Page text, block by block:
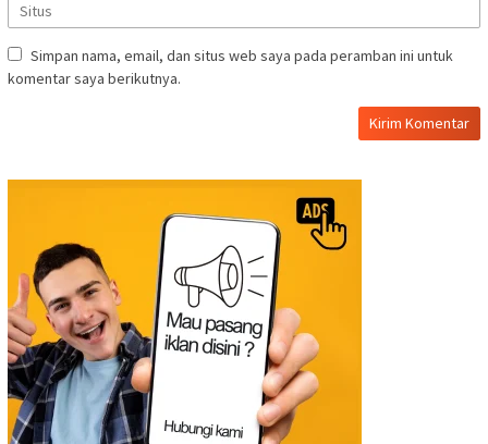
Simpan nama, email, dan situs web saya pada peramban ini untuk
komentar saya berikutnya.